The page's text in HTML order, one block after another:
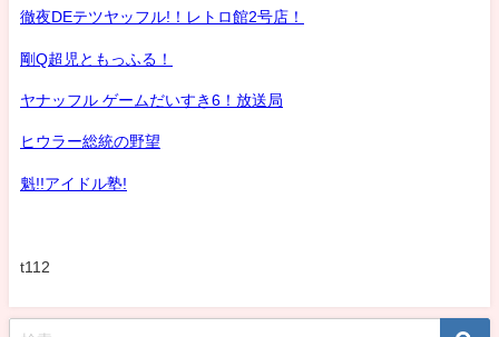
徹夜DEテツヤッフル!！レトロ館2号店！
剛Q超児ともっふる！
ヤナッフル ゲームだいすき6！放送局
ヒウラー総統の野望
魁!!アイドル塾!
t112